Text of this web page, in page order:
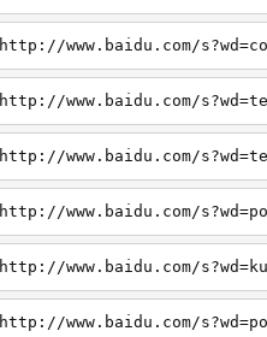
http://www.baidu.com/
http://www.baidu.com/
http://www.baidu.com/
http://www.baidu.com/
http://www.baidu.com/
http://www.baidu.com/